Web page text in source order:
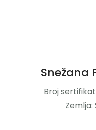
Snežana
Broj